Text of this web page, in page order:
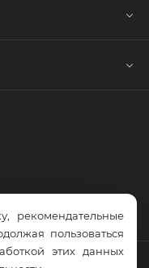
рекомендательные
пользоваться
этих данных